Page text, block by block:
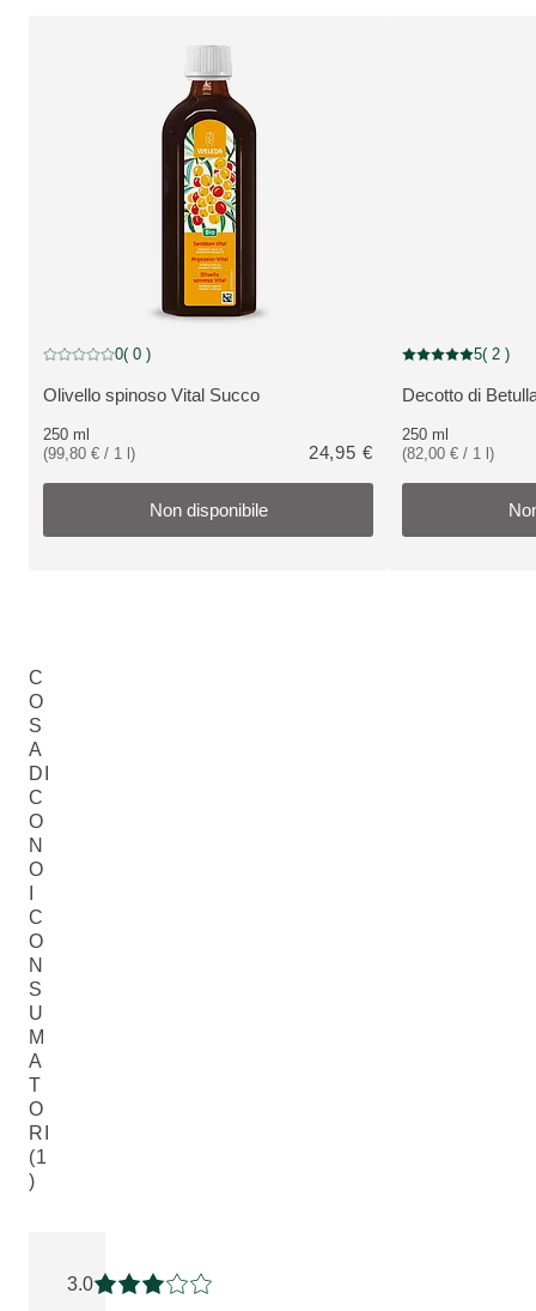
Non disponibile
VEDI PRODOTTO:
Olivello spinoso Vital Succo
Valutazione attuale: 0 su 5 stelle recensito da 0 consumatori
0( 0 )
250 ml
(99,80 € / 1 l)
24,95 €
Non disponibile
Non disponibile
VEDI
Decotto di
Valutazione
5( 2 )
250 ml
(82,00 € / 1 l)
C
O
S
A
DI
C
O
N
O
C
O
N
S
U
M
A
T
O
RI
(1
)
3.0
Valutazione attuale: 3 su 5 stelle